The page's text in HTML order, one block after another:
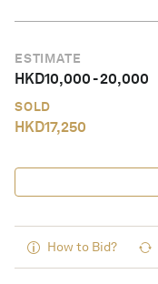
ESTIMATE
HKD10,000-20,000
SOLD
HKD17,250
How to Bid?